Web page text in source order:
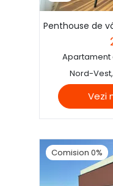
Penthouse de
Apartament
Nord-
Vezi
Comision 0%